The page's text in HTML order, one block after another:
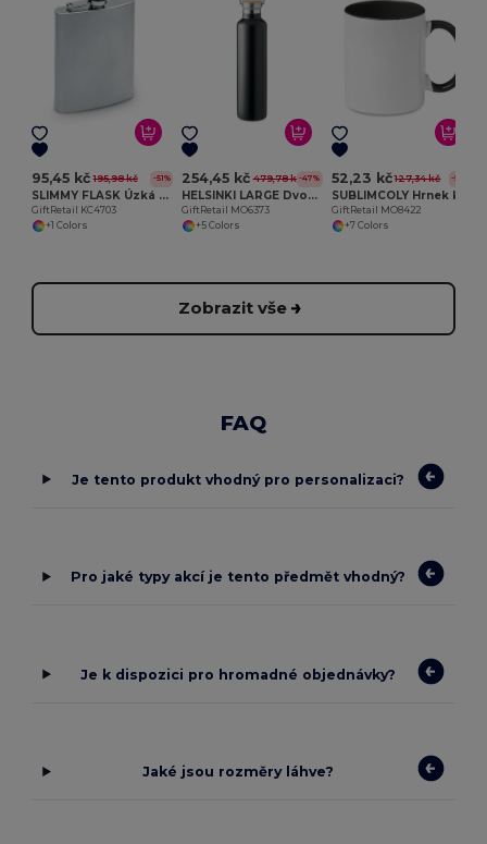
95,45 kč 195,98 kč -51%
SLIMMY FLASK Úzká ploskačka
GiftRetail KC4703
+1 Colors
254,45 kč 479,78 kč-47%
HELSINKI LARGE Dvoustěnná láhev 750ml
GiftRetail MO6373
+5 Colors
52,23 kč 127,34 kč -59%
GiftRetail MO8422
+7 Colors
Zobrazit vše
FAQ
Je tento produkt vhodný pro personalizaci?
Pro jaké typy akcí je tento předmět vhodný?
Je k dispozici pro hromadné objednávky?
Jaké jsou rozměry láhve?